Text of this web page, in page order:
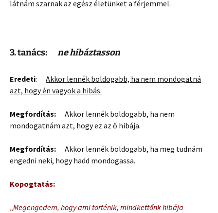
látnám szarnak az egész életünket a férjemmel.
3. tanács: ne hibáztasson
Eredeti: Akkor lennék boldogabb, ha nem mondogatná
azt, hogy én vagyok a hibás.
Megfordítás: Akkor lennék boldogabb, ha nem
mondogatnám azt, hogy ez az ő hibája.
Megfordítás: Akkor lennék boldogabb, ha meg tudnám
engedni neki, hogy hadd mondogassa.
Kopogtatás:
„Megengedem, hogy ami történik, mindkettőnk hibája